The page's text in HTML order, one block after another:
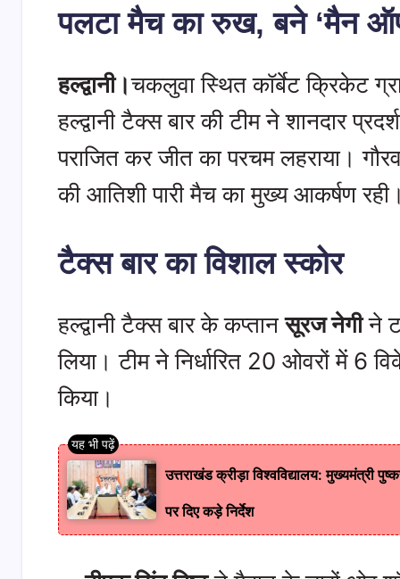
p
o
d
n
g
a
m
t
e
r
a
e
पलटा मैच का रुख, बने ‘मैन
हल्द्वानी।चकलुवा स्थित कॉर्बेट क्रिकेट
हल्द्वानी टैक्स बार की टीम ने शानदार
पराजित कर जीत का परचम लहराया।
की आतिशी पारी मैच का मुख्य आकर्षण रही।
टैक्स बार का विशाल स्कोर
​हल्द्वानी टैक्स बार के कप्तानसूरज नेगीने
लिया। टीम ने निर्धारित 20 ओवरों में 6
किया।
उत्तराखंड क्रीड़ा विश्वविद्यालय: मुख्यमंत्री
पर दिए कड़े निर्देश